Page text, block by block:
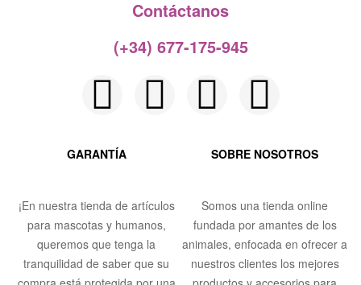
Contáctanos​
(+34) 677-175-945
GARANTÍA
¡En nuestra tienda de artículos
para mascotas y humanos,
queremos que tenga la
tranquilidad de saber que su
SOBRE NOSOTROS
Somos una tienda online
fundada por amantes de los
animales, enfocada en ofrecer a
nuestros clientes los mejores